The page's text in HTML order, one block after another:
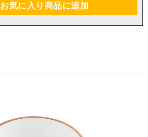
お気に入り商品に追加